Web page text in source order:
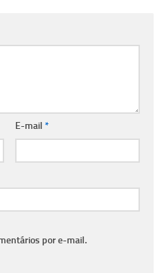
E-mail *
por e-mail.